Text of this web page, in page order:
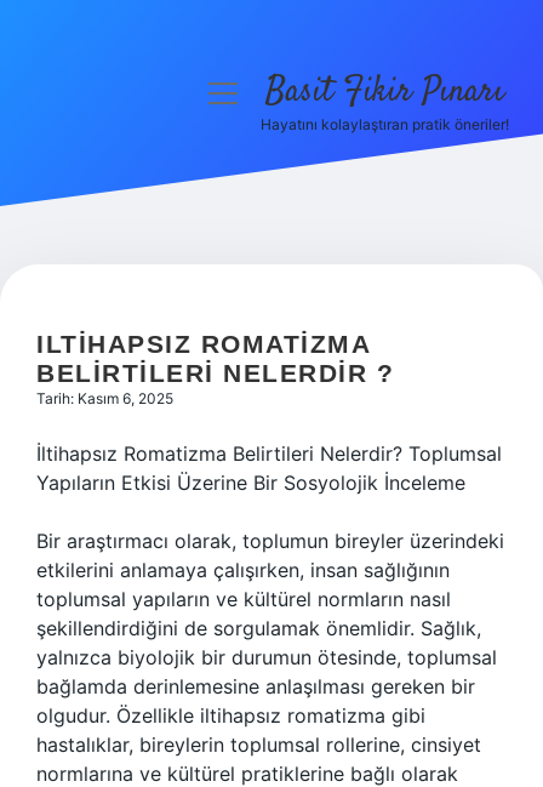
Hakkımızda
menüyüBasit Fikir Pınarı
Hayatını kolaylaştıran pratik öneriler!
ILTIHAPSIZ ROMATIZMA
BELIRTILERI NELERDIR ?
Tarih: Kasım 6, 2025
İltihapsız Romatizma Belirtileri Nelerdir? Toplumsal
Yapıların Etkisi Üzerine Bir Sosyolojik İnceleme
Bir araştırmacı olarak, toplumun bireyler üzerindeki
etkilerini anlamaya çalışırken, insan sağlığının
toplumsal yapıların ve kültürel normların nasıl
şekillendirdiğini de sorgulamak önemlidir. Sağlık,
yalnızca biyolojik bir durumun ötesinde, toplumsal
bağlamda derinlemesine anlaşılması gereken bir
olgudur. Özellikle iltihapsız romatizma gibi
hastalıklar, bireylerin toplumsal rollerine, cinsiyet
normlarına ve kültürel pratiklerine bağlı olarak